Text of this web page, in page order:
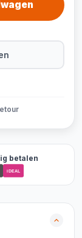
betalen
iDEAL